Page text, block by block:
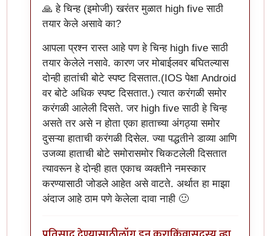
🙏 हे चिन्ह (इमोजी) खरंतर मुळात high five साठी
तयार केले असावे का?
आपला प्रश्न रास्त आहे पण हे चिन्ह high five साठी
तयार केलेले नसावे. कारण जर मोबाईलवर बघितल्यास
दोन्ही हातांची बोटे स्पष्ट दिसतात.(IOS पेक्षा Android
वर बोटे अधिक स्पष्ट दिसतात.) त्यात करंगळी समोर
करंगळी आलेली दिसते. जर high five साठी हे चिन्ह
असते तर असे न होता एका हाताच्या अंगठ्या समोर
दुसऱ्या हाताची करंगळी दिसेल. ज्या पद्धतीने डाव्या आणि
उजव्या हाताची बोटे समोरासमोर चिकटलेली दिसतात
त्यावरून हे दोन्ही हात एकाच व्यक्तीने नमस्कार
करण्यासाठी जोडले आहेत असे वाटते. अर्थात हा माझा
अंदाज आहे ठाम पणे केलेला दावा नाही 🙂